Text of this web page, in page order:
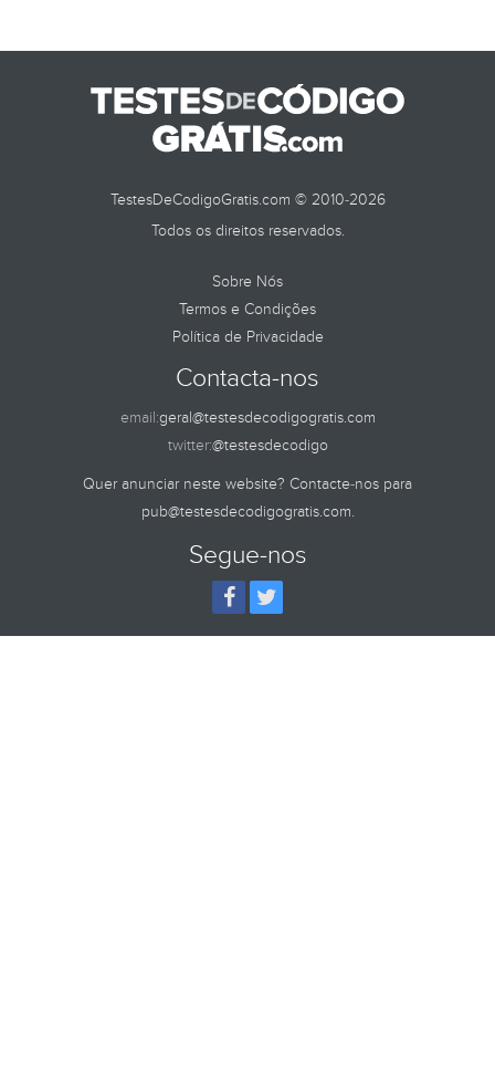
TESTES DETestesDeCodigoGratis.com © 2010-2026
Todos os direitos reservados.
Sobre Nós
Termos e Condições
Política de Privacidade
Contacta-nos
email:geral@testesdecodigogratis.com
twitter:@testesdecodigo
Quer anunciar neste website? Contacte-nos para
pub@testesdecodigogratis.com.
Segue-nos